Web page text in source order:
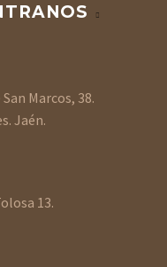
Marcos, 38.
Jaén.
13.